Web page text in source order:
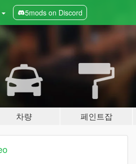
5mods on Discord
차량 페인트잡